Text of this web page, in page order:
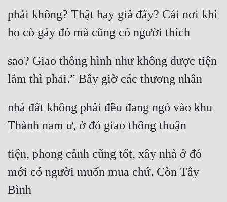
Tội Phạm
Vô Địch
Võ Hiệp
Võng Du
Xuyên Nhanh
Xuyên Thư
phải không? Thật hay giả đấy? Cái nơi khỉ
ho cò gáy đó mà cũng có người thích
sao? Giao thông hình như không được tiện
lắm thì phải.” Bây giờ các thương nhân
nhà đất không phải đều đang ngó vào khu
Thành nam ư, ở đó giao thông thuận
tiện, phong cảnh cũng tốt, xây nhà ở đó
mới có người muốn mua chứ. Còn Tây
Bình